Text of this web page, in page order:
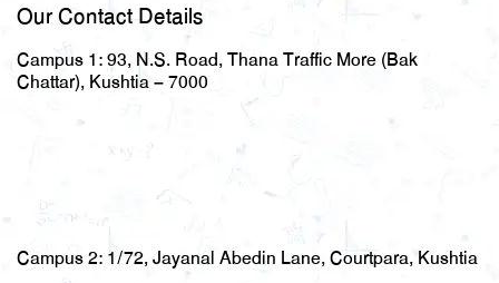
Our Contact Details
Campus 1:93, N.S. Road, Thana Traffic More (Bak
Chattar), Kushtia – 7000
Campus 2: 1/72, Jayanal Abedin Lane, Courtpara, Kushtia